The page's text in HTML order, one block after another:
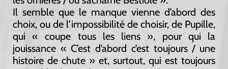
Il semble que le manque vienne d’abord des
choix, ou de l’impossibilité de choisir, de Pupille,
qui « coupe tous les liens », pour qui la
jouissance « C’est d’abord c’est toujours / une
histoire de chute » et, surtout, qui est toujours